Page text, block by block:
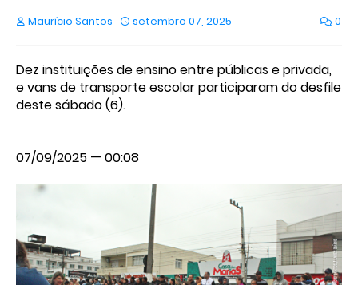
Maurício Santos setembro 07, 2025 0
Dez instituições de ensino entre públicas e privada,
e vans de transporte escolar participaram do desfile
deste sábado (6).
07/09/2025 — 00:08